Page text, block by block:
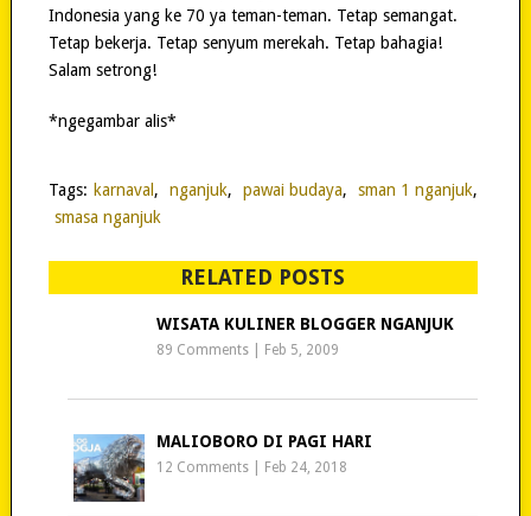
Indonesia yang ke 70 ya teman-teman. Tetap semangat.
Tetap bekerja. Tetap senyum merekah. Tetap bahagia!
Salam setrong!
*ngegambar alis*
Tags: karnaval , nganjuk, pawai budaya, sman 1 nganjuk,
smasa nganjuk
RELATED POSTS
WISATA KULINER BLOGGER NGANJUK
89 Comments Feb 5, 2009
MALIOBORO DI PAGI HARI
12 Comments Feb 24, 2018